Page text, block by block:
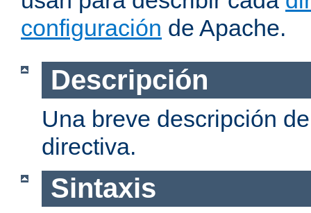
configuración de Apache.
Descripción
Una breve descripción
directiva.
Sintaxis